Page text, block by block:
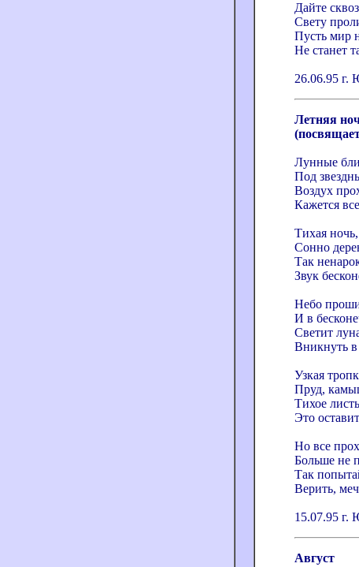
Дайте
Свету
Пусть мир
Не станет
26.06.95
Летняя
Лунные
Под
Воздух
Кажется
Тихая ночь,
Сонно
Так
Звук
Небо
И в
Светит
Вникнуть в
Узкая
Пруд,
Тихое
Это
Но все
Больше не
Так
Верить,
15.07.95
Август